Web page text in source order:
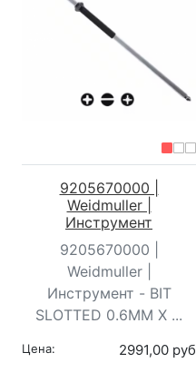
9205670000 |
Weidmuller |
Инструмент
9205670000 |
Weidmuller |
Инструмент - BIT
SLOTTED 0.6MM X ...
Цена: 2991,00 руб